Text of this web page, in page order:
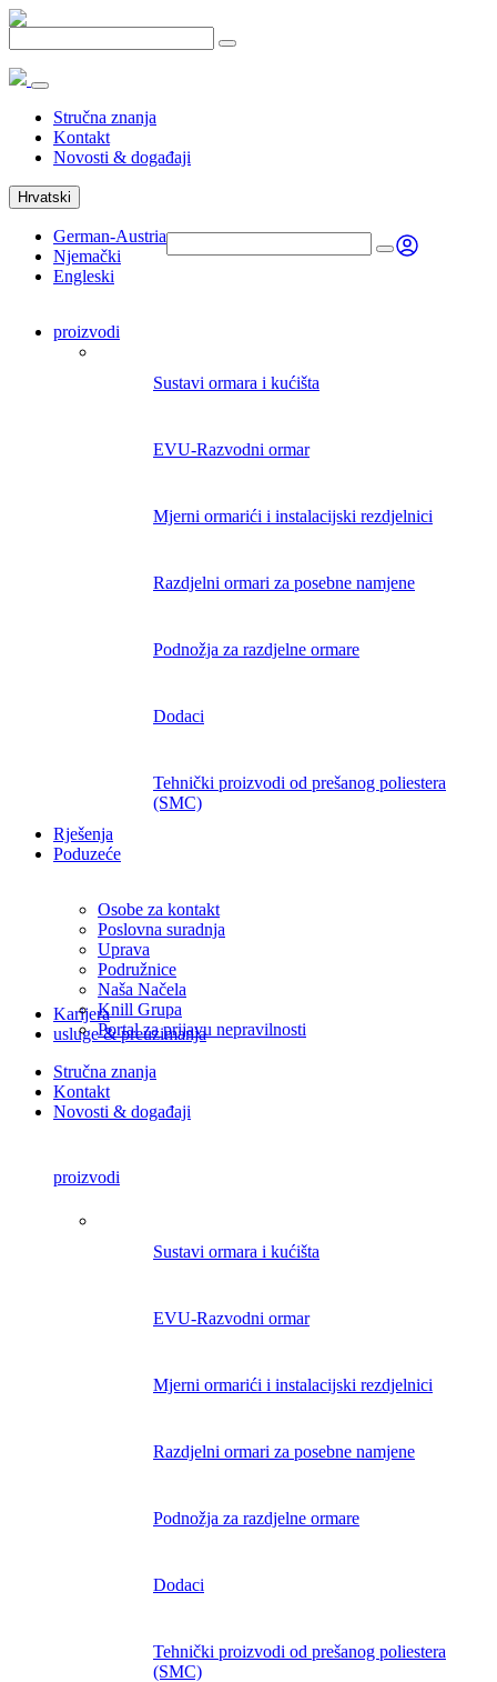
Stručna znanja
Kontakt
Novosti & događaji
Hrvatski
German-Austria
Njemački
Engleski
proizvodi
Sustavi ormara i kućišta
EVU-Razvodni ormar
Mjerni ormarići i instalacijski rezdjelnici
Razdjelni ormari za posebne namjene
Podnožja za razdjelne ormare
Dodaci
Tehnički proizvodi od prešanog poliestera
(SMC)
Rješenja
Poduzeće
Osobe za kontakt
Poslovna suradnja
Uprava
Podružnice
Naša Načela
Knill Grupa
Portal za prijavu nepravilnosti
Karijera
usluge & preuzimanja
Stručna znanja
Kontakt
Novosti & događaji
proizvodi
Sustavi ormara i kućišta
EVU-Razvodni ormar
Mjerni ormarići i instalacijski rezdjelnici
Razdjelni ormari za posebne namjene
Podnožja za razdjelne ormare
Dodaci
Tehnički proizvodi od prešanog poliestera
(SMC)